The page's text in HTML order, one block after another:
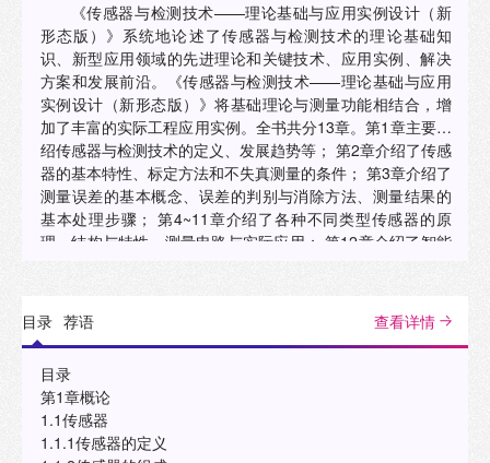
《传感器与检测技术——理论基础与应用实例设计（新
形态版）》系统地论述了传感器与检测技术的理论基础知
识、新型应用领域的先进理论和关键技术、应用实例、解决
方案和发展前沿。《传感器与检测技术——理论基础与应用
实例设计（新形态版）》将基础理论与测量功能相结合，增
加了丰富的实际工程应用实例。全书共分13章。第1章主要介
绍传感器与检测技术的定义、发展趋势等； 第2章介绍了传感
器的基本特性、标定方法和不失真测量的条件； 第3章介绍了
测量误差的基本概念、误差的判别与消除方法、测量结果的
基本处理步骤； 第4~11章介绍了各种不同类型传感器的原
理、结构与特性、测量电路与实际应用； 第12章介绍了智能
作为高等院校测控技术与仪器、自动化、电气工程与自动
化、机械设计制造及其自动化、通信工程、计算机应用等专
计开发的研究人员、工程技术人员参考。
目录 荐语 查看详情
目录
第1章概论
1.1传感器
1.1.1传感器的定义